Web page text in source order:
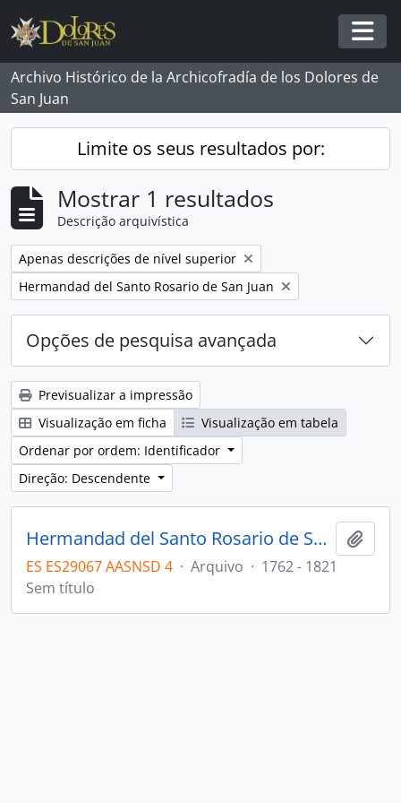
Skip to main content
Archivo Histórico de la Archicofradía de los Dolores de
San Juan
Limite os seus resultados por:
Mostrar 1 resultados
Descrição arquivística
Remover filtro:
Apenas descrições de nível superior
Remover filtro:
Hermandad del Santo Rosario de San Juan
Opções de pesquisa avançada
Previsualizar a impressão
Visualização em ficha
Visualização em tabela
Ordenar por ordem: Identificador
Direção: Descendente
Hermandad del Santo Rosario de San Juan
ES ES29067 AASNSD 4 · Arquivo · 1762 - 1821
Sem título